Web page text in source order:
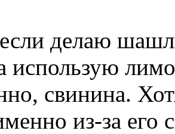
делаю
использую
свинина.
из-за его